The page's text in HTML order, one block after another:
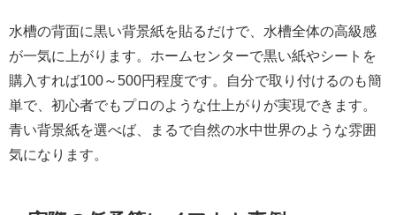
水槽の背面に黒い背景紙を貼るだけで、水槽全体の高級感
が一気に上がります。ホームセンターで黒い紙やシートを
購入すれば100～500円程度です。自分で取り付けるのも簡
単で、初心者でもプロのような仕上がりが実現できます。
青い背景紙を選べば、まるで自然の水中世界のような雰囲
気になります。